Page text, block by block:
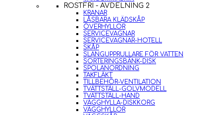
ROSTFRI - AVDELNING 2
KRANAR
LÅSBARA KLÄDSKÅP
ÖVERHYLLOR
SERVICEVAGNAR
SERVICEVAGNAR-HOTELL
SKÅP
SLANGUPPRULLARE FÖR VATTEN
SORTERINGSBÄNK-DISK
SPOLANORDNING
TAKFLÄKT
TILLBEHÖR-VENTILATION
TVÄTTSTÄLL-GOLVMODELL
TVÄTTSTÄLL-HAND
VÄGGHYLLA-DISKKORG
VÄGGHYLLOR